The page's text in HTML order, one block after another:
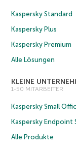
Kaspersky Standard
Kaspersky Plus
Kaspersky Premium
Alle Lösungen
KLEINE
1-50 MITARBEITER
Kaspersky Small
Kaspersky Endpoint
Alle Produkte